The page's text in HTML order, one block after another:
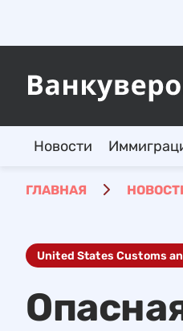
Новости
ГЛАВНАЯ
United States Customs